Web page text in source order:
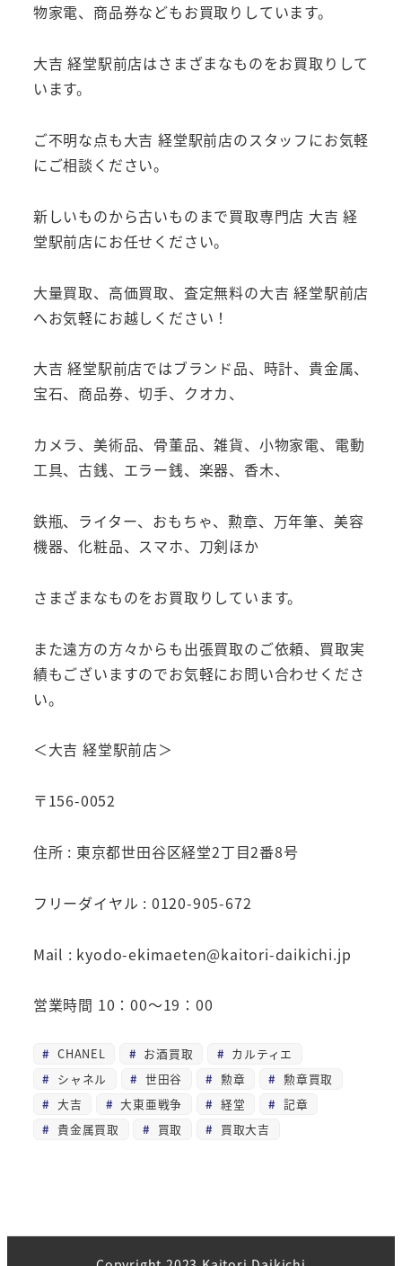
物家電、商品券などもお買取りしています。
大吉 経堂駅前店はさまざまなものをお買取りして
います。
ご不明な点も大吉 経堂駅前店のスタッフにお気軽
にご相談ください。
新しいものから古いものまで買取専門店 大吉 経
堂駅前店にお任せください。
大量買取、高価買取、査定無料の大吉 経堂駅前店
へお気軽にお越しください！
大吉 経堂駅前店ではブランド品、時計、貴金属、
宝石、商品券、切手、クオカ、
カメラ、美術品、骨董品、雑貨、小物家電、電動
工具、古銭、エラー銭、楽器、香木、
鉄瓶、ライター、おもちゃ、勲章、万年筆、美容
機器、化粧品、スマホ、刀剣ほか
さまざまなものをお買取りしています。
また遠方の方々からも出張買取のご依頼、買取実
績もございますのでお気軽にお問い合わせくださ
い。
＜大吉 経堂駅前店＞
〒156-0052
住所 : 東京都世田谷区経堂2丁目2番8号
フリーダイヤル : 0120-905-672
Mail : kyodo-ekimaeten@kaitori-daikichi.jp
営業時間 10：00～19：00
CHANEL お酒買取
カルティエ
シャネル
世田谷 勲章
勲章買取
大吉
大東亜戦争 経堂
記章
貴金属買取
買取 買取大吉